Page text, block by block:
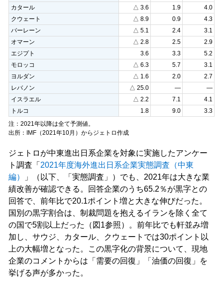
カタール
△ 3.6 1.9
4.0
クウェート
△ 8.9 0.9
4.3
バーレーン
△ 5.1 2.4
3.1
オマーン
△ 2.8 2.5
2.9
エジプト
3.6 3.3
5.2
モロッコ
△ 6.3 5.7
3.1
ヨルダン
△ 1.6 2.0
2.7
レバノン
△ 25.0 —
—
イスラエル
△ 2.2 7.1
4.1
トルコ
1.8 9.0
3.3
注：2021年以降は全て予測値。
出所：IMF（2021年10月）からジェトロ作成
ジェトロが中東進出日系企業を対象に実施したアンケー
ト調査「 2021年度海外進出日系企業実態調査（中東
編）
」（以下、「実態調査」）でも、2021年は大きな業
績改善が確認できる。回答企業のうち65.2％が黒字との
回答で、前年比で20.1ポイント増と大きな伸びだった。
国別の黒字割合は、制裁問題を抱えるイランを除く全て
の国で5割以上だった（図1参照）。前年比でも軒並み増
加し、サウジ、カタール、クウェートでは30ポイント以
上の大幅増となった。この黒字化の背景について、現地
企業のコメントからは「需要の回復」「油価の回復」を
挙げる声が多かった。